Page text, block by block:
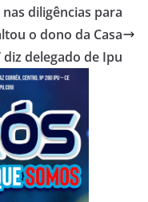
nas diligências para
o dono da Casa
diz delegado de Ipu